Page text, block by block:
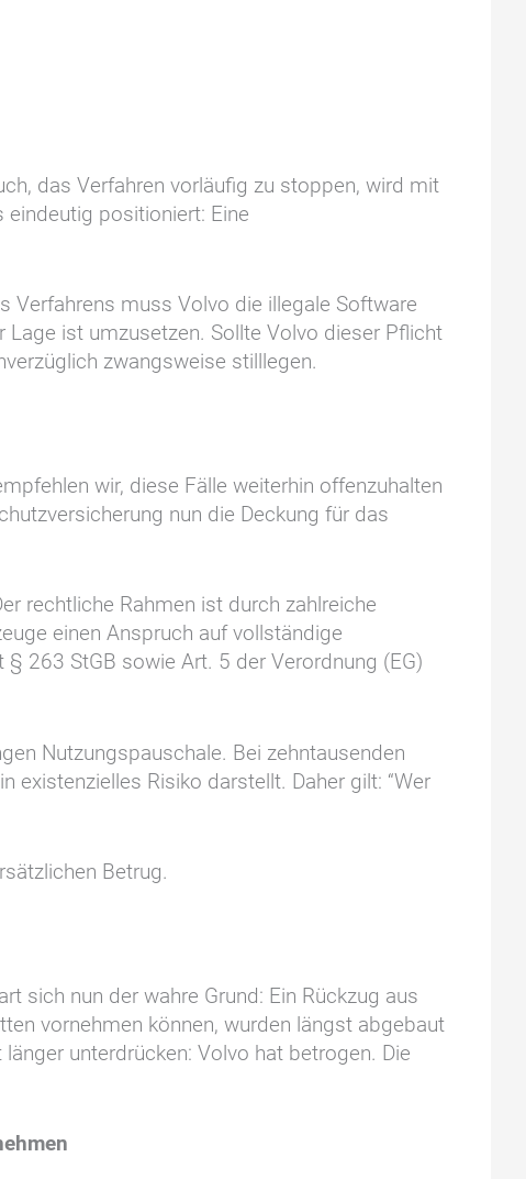
das Verfahren vorläufig zu stoppen, wird mit
eindeutig positioniert: Eine
Verfahrens muss Volvo die illegale Software
ist umzusetzen. Sollte Volvo dieser Pflicht
zwangsweise stilllegen.
wir, diese Fälle weiterhin offenzuhalten
nun die Deckung für das
rechtliche Rahmen ist durch zahlreiche
einen Anspruch auf vollständige
263 StGB sowie Art. 5 der Verordnung (EG)
Nutzungspauschale. Bei zehntausenden
existenzielles Risiko darstellt. Daher gilt: “Wer
Betrug.
sich nun der wahre Grund: Ein Rückzug aus
vornehmen können, wurden längst abgebaut
unterdrücken: Volvo hat betrogen. Die